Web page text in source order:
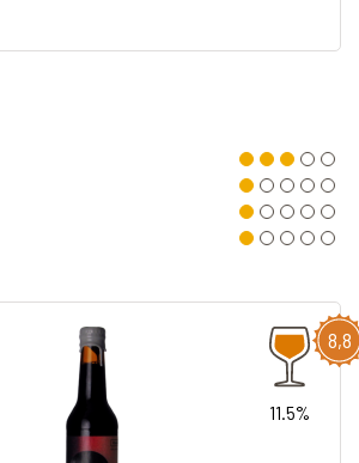
8,8
11.5%